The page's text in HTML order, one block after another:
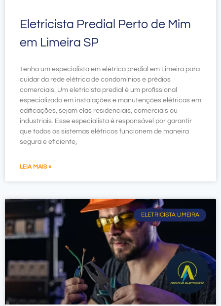
Eletricista Predial Perto de Mim
em Limeira SP
Tenha um especialista em elétrica predial em Limeira para
cuidar da rede elétrica de condomínios e prédios
comerciais. Um eletricista predial é um profissional
especializado em instalações e manutenções elétricas em
edificações, sejam elas residenciais, comerciais ou
industriais. Esse especialista é responsável por garantir
que todos os sistemas elétricos funcionem de maneira
segura e eficiente,
LEIA MAIS »
ELETRICISTA LIMEIRA